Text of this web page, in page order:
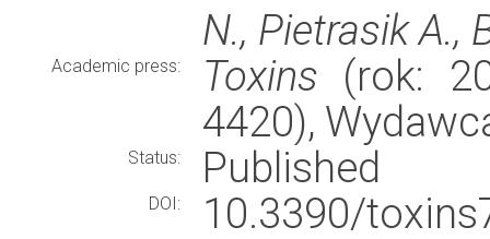
N., Pietrasik A.,
Academic press: Toxins (rok:
4420),
Status: Published
DOI: 10.3390/